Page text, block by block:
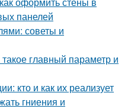
панелей
советы и
главный параметр и
кто и как их реализует
гниения и